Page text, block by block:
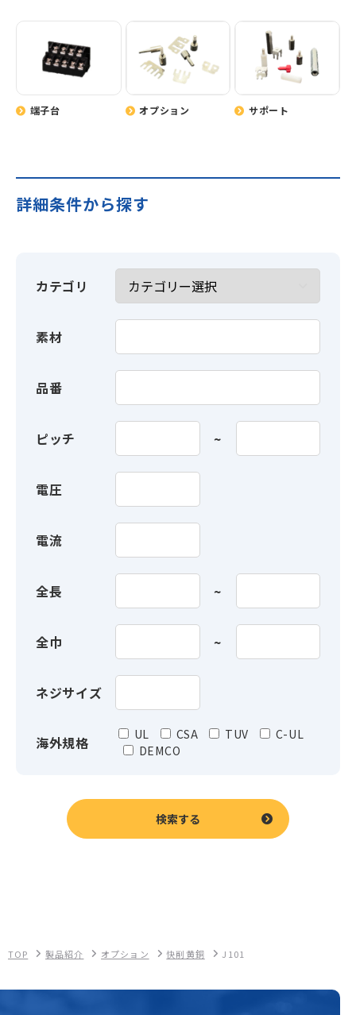
端子台 オプション サポート
詳細条件から探す
カテゴリ
素材
品番
ピッチ
電圧
電流
全長
全巾
ネジサイズ
海外規格 UL CSA TUV
C-UL
DEMCO
検索する
TOP 製品紹介 オプション 快削黄銅 J101